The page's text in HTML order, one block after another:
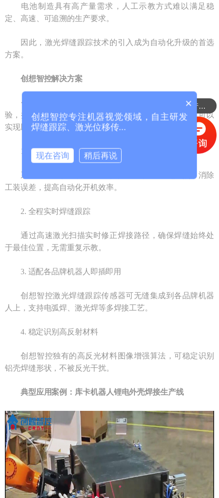
电池制造具有高产量需求，人工示教方式难以满足稳
定、高速、可追溯的生产要求。
因此，激光焊缝跟踪技术的引入成为自动化升级的首选
方案。
创想智控解决方案
创想智控基于多年在激光传感与焊接自动化领域的经
验，推出适用于锂电外壳焊接的激光焊缝跟踪传感器。可以
实现以下功能：
1. 自适应激光寻位功能
系统可在焊接开始前自动扫描并定位焊缝起始点，消除
工装误差，提高自动化开机效率。
2. 全程实时焊缝跟踪
通过高速激光扫描实时修正焊接路径，确保焊缝始终处
于最佳位置，无需重复示教。
3. 适配各品牌机器人即插即用
创想智控激光焊缝跟踪传感器可无缝集成到各品牌机器
人上，支持电弧焊、激光焊等多焊接工艺。
4. 稳定识别高反射材料
创想智控独有的高反光材料图像增强算法，可稳定识别
铝壳焊缝形状，不被反光干扰。
典型应用案例：库卡机器人锂电外壳焊接生产线
可以介绍下你们的产品么？
你们是怎么收费的呢？
×
创想智控专注机器视觉领域，自主研发
焊缝跟踪、激光位移传...
现在咨询 稍后再说